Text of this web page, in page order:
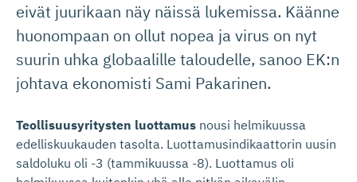
eivät juurikaan näy näissä lukemissa. Käänne
huonompaan on ollut nopea ja virus on nyt
suurin uhka globaalille taloudelle, sanoo EK:n
johtava ekonomisti Sami Pakarinen.
Teollisuusyritysten luottamus nousi helmikuussa
edelliskuukauden tasolta. Luottamusindikaattorin uusin
saldoluku oli -3 (tammikuussa -8). Luottamus oli